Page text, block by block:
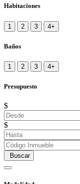
Habitaciones
1 2 3 4+
Baños
1 2 3 4+
Presupuesto
$
$
Buscar